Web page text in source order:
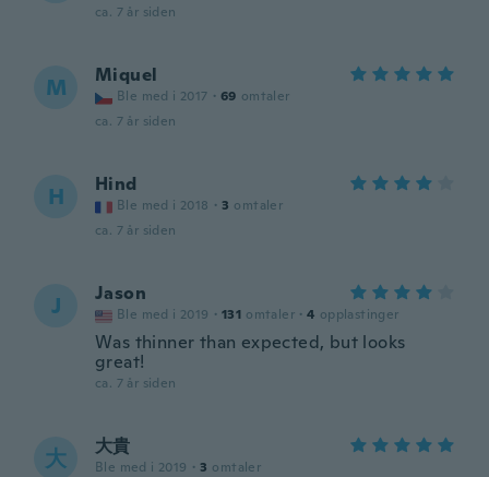
ca. 7 år siden
M Miquel
Ble med i 2017 · 69 omtaler
ca. 7 år siden
H Hind
Ble med i 2018 · 3 omtaler
ca. 7 år siden
J Jason
Ble med i 2019 · 131 omtaler · 4 opplastinger
Was thinner than expected, but looks
great!
ca. 7 år siden
大 大貴
Ble med i 2019 · 3 omtaler